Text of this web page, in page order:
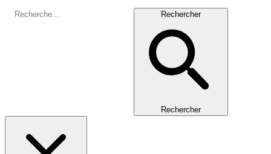
Rechercher
Rechercher